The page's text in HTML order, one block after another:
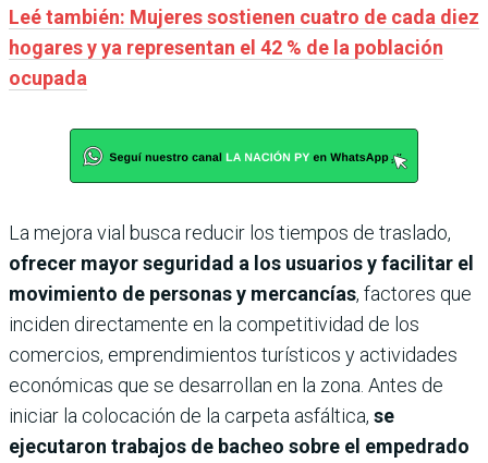
Leé también: Mujeres sostienen cuatro de cada diez
hogares y ya representan el 42 % de la población
ocupada
La mejora vial busca reducir los tiempos de traslado,
ofrecer mayor seguridad a los usuarios y facilitar el
movimiento de personas y mercancías, factores que
inciden directamente en la competitividad de los
comercios, emprendimientos turísticos y actividades
económicas que se desarrollan en la zona. Antes de
iniciar la colocación de la carpeta asfáltica, se
ejecutaron trabajos de bacheo sobre el empedrado